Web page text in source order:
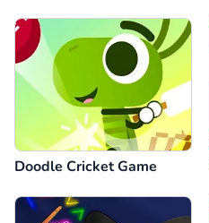
Doodle Cricket Game